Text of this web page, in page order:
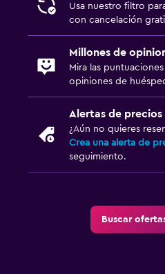
Usa nuestro filtro
con cancelación
Millones de
Mira las
opiniones de
Alertas de precios
¿Aún no quieres
Crea una alerta de
seguimiento.
Buscar